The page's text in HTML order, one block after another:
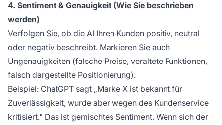
4. Sentiment & Genauigkeit (Wie Sie beschrieben
werden)
Verfolgen Sie, ob die AI Ihren Kunden positiv, neutral
oder negativ beschreibt. Markieren Sie auch
Ungenauigkeiten (falsche Preise, veraltete Funktionen,
falsch dargestellte Positionierung).
Beispiel: ChatGPT sagt „Marke X ist bekannt für
Zuverlässigkeit, wurde aber wegen des Kundenservice
kritisiert." Das ist gemischtes Sentiment. Wenn sich der